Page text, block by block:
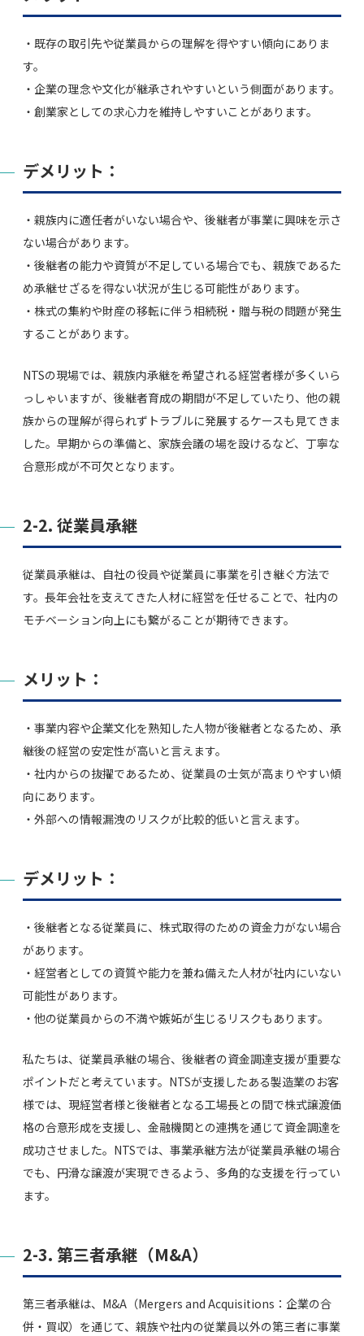
・既存の取引先や従業員からの理解を得やすい傾向にありま
す。
・企業の理念や文化が継承されやすいという側面があります。
・創業家としての求心力を維持しやすいことがあります。
デメリット：
・親族内に適任者がいない場合や、後継者が事業に興味を示さ
ない場合があります。
・後継者の能力や資質が不足している場合でも、親族であるた
め承継せざるを得ない状況が生じる可能性があります。
・株式の集約や財産の移転に伴う相続税・贈与税の問題が発生
することがあります。
NTSの現場では、親族内承継を希望される経営者様が多くいら
っしゃいますが、後継者育成の期間が不足していたり、他の親
族からの理解が得られずトラブルに発展するケースも見てきま
した。早期からの準備と、家族会議の場を設けるなど、丁寧な
合意形成が不可欠となります。
2-2. 従業員承継
従業員承継は、自社の役員や従業員に事業を引き継ぐ方法で
す。長年会社を支えてきた人材に経営を任せることで、社内の
モチベーション向上にも繋がることが期待できます。
メリット：
・事業内容や企業文化を熟知した人物が後継者となるため、承
継後の経営の安定性が高いと言えます。
・社内からの抜擢であるため、従業員の士気が高まりやすい傾
向にあります。
・外部への情報漏洩のリスクが比較的低いと言えます。
デメリット：
・後継者となる従業員に、株式取得のための資金力がない場合
があります。
・経営者としての資質や能力を兼ね備えた人材が社内にいない
可能性があります。
・他の従業員からの不満や嫉妬が生じるリスクもあります。
私たちは、従業員承継の場合、後継者の資金調達支援が重要な
ポイントだと考えています。NTSが支援したある製造業のお客
様では、現経営者様と後継者となる工場長との間で株式譲渡価
格の合意形成を支援し、金融機関との連携を通じて資金調達を
成功させました。NTSでは、事業承継方法が従業員承継の場合
でも、円滑な譲渡が実現できるよう、多角的な支援を行ってい
ます。
2-3. 第三者承継（M&A）
第三者承継は、M&A（Mergers and Acquisitions：企業の合
併・買収）を通じて、親族や社内の従業員以外の第三者に事業